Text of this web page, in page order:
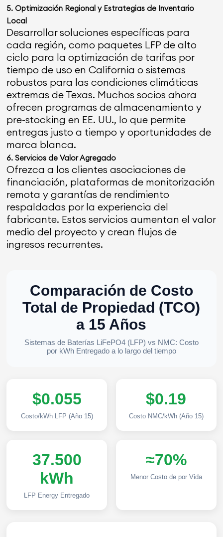
5. Optimización Regional y Estrategias de Inventario
Local
Desarrollar soluciones específicas para
cada región, como paquetes LFP de alto
ciclo para la optimización de tarifas por
tiempo de uso en California o sistemas
robustos para las condiciones climáticas
extremas de Texas. Muchos socios ahora
ofrecen programas de almacenamiento y
pre-stocking en EE. UU., lo que permite
entregas justo a tiempo y oportunidades de
marca blanca.
6. Servicios de Valor Agregado
Ofrezca a los clientes asociaciones de
financiación, plataformas de monitorización
remota y garantías de rendimiento
respaldadas por la experiencia del
fabricante. Estos servicios aumentan el valor
medio del proyecto y crean flujos de
ingresos recurrentes.
Comparación de Costo
Total de Propiedad (TCO)
a 15 Años
Sistemas de Baterías LiFePO4 (LFP) vs NMC: Costo
por kWh Entregado a lo largo del tiempo
$0.055
Costo/kWh LFP (Año 15)
$0.19
Costo NMC/kWh (Año 15)
37.500
kWh
LFP Energy Entregado
≈70%
Menor Costo de por Vida